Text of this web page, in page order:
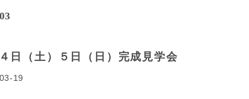
日（土）５日（日）完成見学会
19